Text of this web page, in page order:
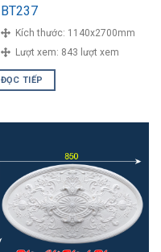
BT237
Kích thước: 1140x2700mm
Lượt xem: 843 lượt xem
ĐỌC TIẾP